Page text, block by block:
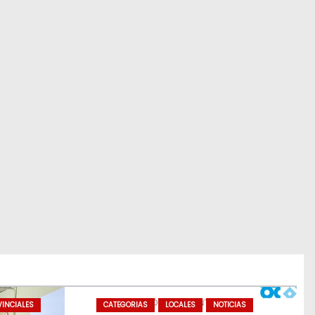
CATEGORIAS LOCALES NOTICIAS